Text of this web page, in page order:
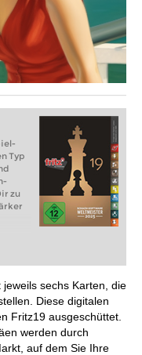
Typ
zu
aber
Dir
sechs Karten, die
Diese digitalen
Fritz19 ausgeschüttet.
werden durch
auf dem Sie Ihre